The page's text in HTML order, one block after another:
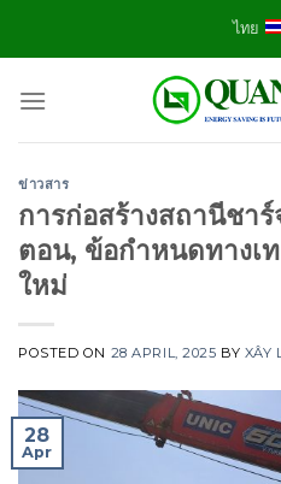
ไทย
ข่าวสาร
การก่อสร้างสถานีชา
ตอน, ข้อกำหนดทางเ
ใหม่
POSTED ON 28 APRIL, 2025 BY XÂY
28
Apr